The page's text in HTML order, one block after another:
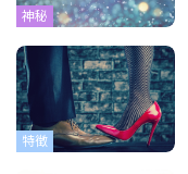
神秘
特徴